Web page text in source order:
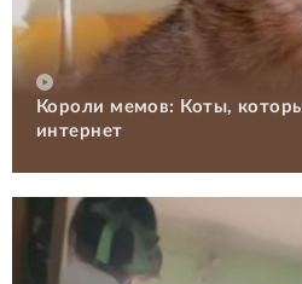
Короли мемов: Коты,
интернет